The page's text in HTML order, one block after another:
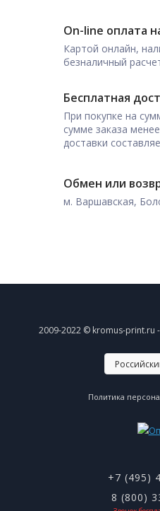
On-line оплата
Картой онлайн,
безналичный
Бесплатная
При покупке на
сумме заказа
доставки
Обмен или
м. Варшавская,
2009-2022 © kromus-print.ru
Политика
+7 (495)
8 (800)